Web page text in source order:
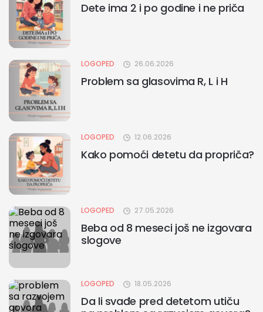
Dete ima 2 i po godine i ne priča
LOGOPED 26.06.2026
Problem sa glasovima R, L i H
LOGOPED 12.06.2026
Kako pomoći detetu da propriča?
LOGOPED 27.05.2026
Beba od 8 meseci još ne izgovara
slogove
LOGOPED 18.05.2026
Da li svađe pred detetom utiču